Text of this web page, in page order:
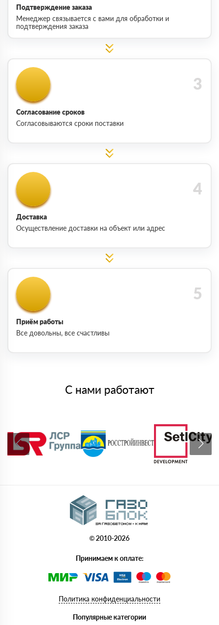
Подтверждение заказа
Менеджер связывается с вами для обработки и
подтверждения заказа
Согласование сроков
Согласовываются сроки поставки
Доставка
Осуществление доставки на объект или адрес
Приём работы
Все довольны, все счастливы
С нами работают
© 2010-2026
Принимаем к оплате:
Политика конфиденциальности
Популярные категории